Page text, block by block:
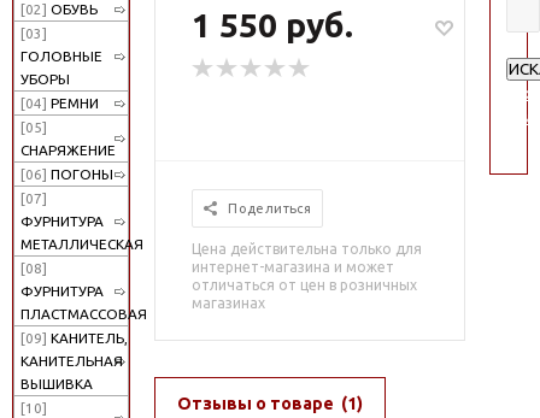
[02] ОБУВЬ
[03]
ГОЛОВНЫЕ
УБОРЫ
[04] РЕМНИ
[05]
СНАРЯЖЕНИЕ
[06] ПОГОНЫ
[07]
ФУРНИТУРА
МЕТАЛЛИЧЕСКАЯ
[08]
ФУРНИТУРА
ПЛАСТМАССОВАЯ
[09] КАНИТЕЛЬ,
КАНИТЕЛЬНАЯ
ВЫШИВКА
[10]
1 550 руб.
Поделиться
Цена действительна только для
интернет-магазина и может
отличаться от цен в розничных
магазинах
Отзывы о товаре (1)